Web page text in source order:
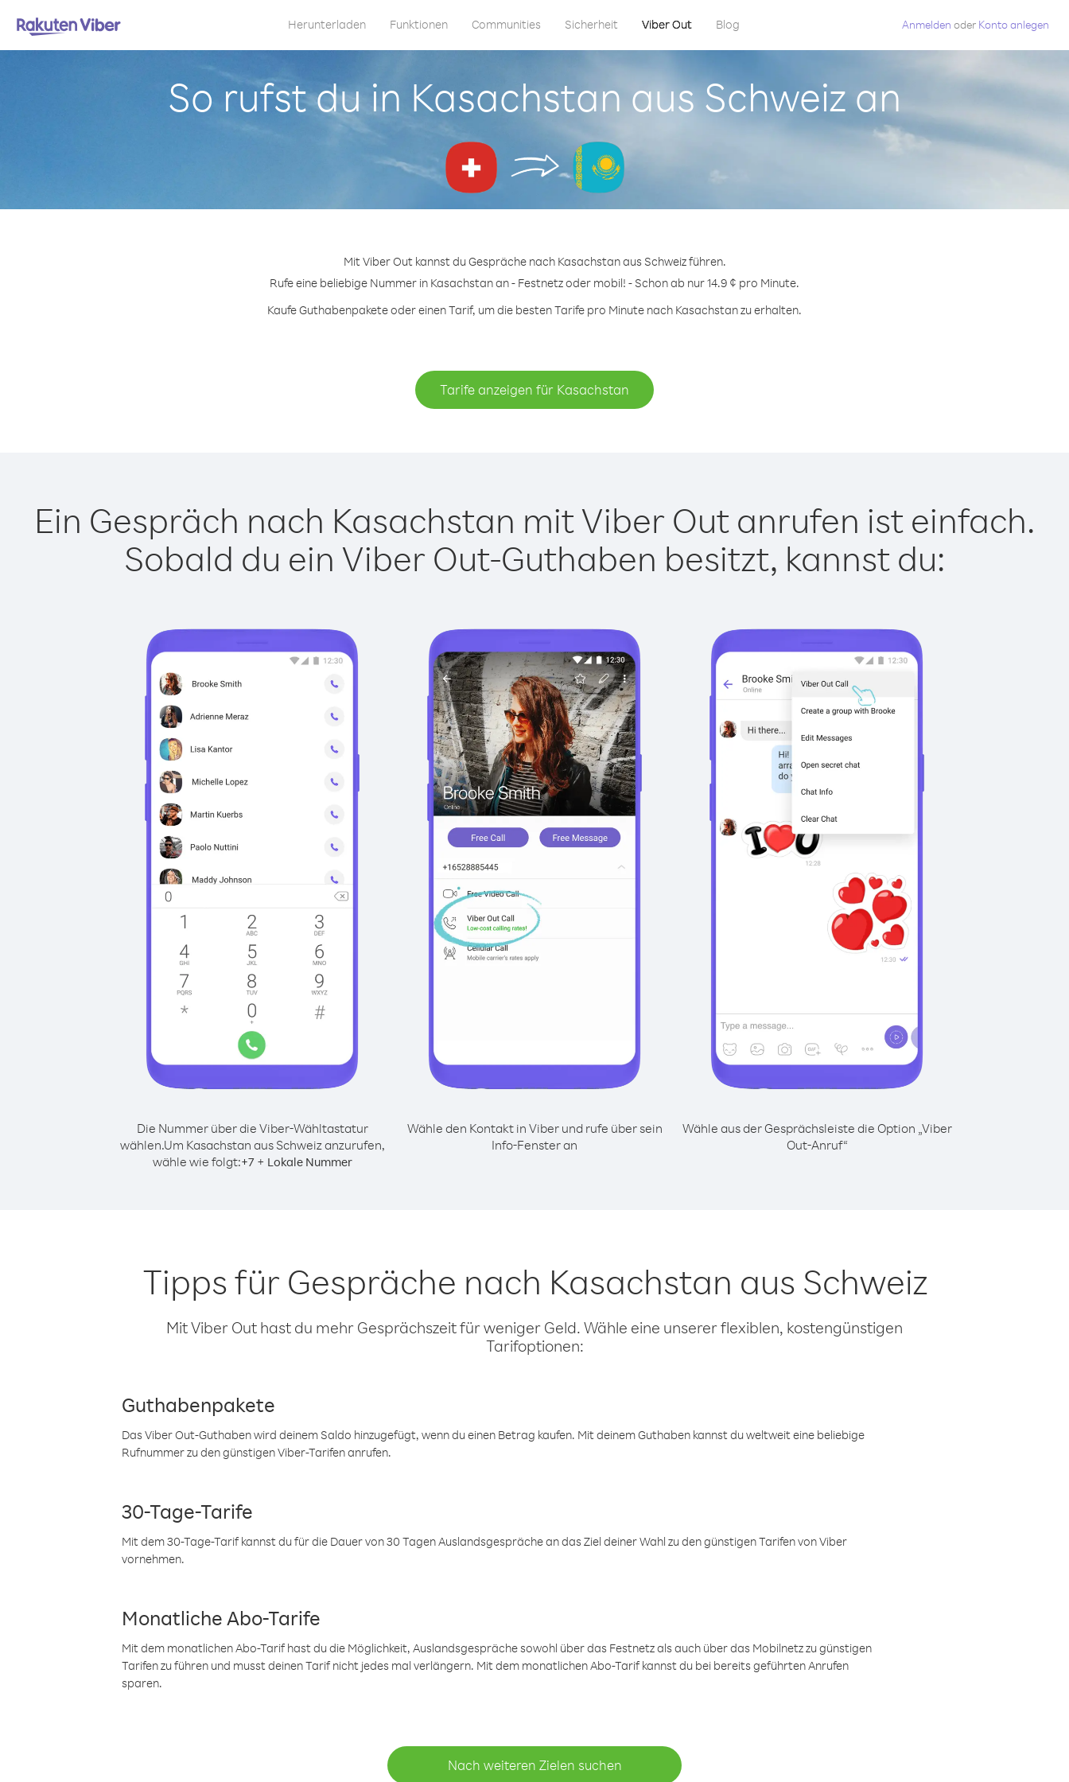
Herunterladen Funktionen Communities Sicherheit Viber Out Blog Anmelden oder Konto anlegen
So rufst du in Kasachstan aus Schweiz an
Mit Viber Out kannst du Gespräche nach Kasachstan aus Schweiz führen.
Rufe eine beliebige Nummer in Kasachstan an - Festnetz oder mobil! - Schon ab nur 14.9 ¢ pro Minute.
Kaufe Guthabenpakete oder einen Tarif, um die besten Tarife pro Minute nach Kasachstan zu erhalten.
Tarife anzeigen für Kasachstan
Ein Gespräch nach Kasachstan mit Viber Out anrufen ist einfach.
Sobald du ein Viber Out-Guthaben besitzt, kannst du:
Die Nummer über die Viber-Wähltastatur
wählen.Um Kasachstan aus Schweiz anzurufen,
wähle wie folgt:+7+ Lokale Nummer
Wähle den Kontakt in Viber und rufe über sein
Info-Fenster an
Wähle aus der Gesprächsleiste die Option „Viber
Out-Anruf“
Tipps für Gespräche nach Kasachstan aus Schweiz
Mit Viber Out hast du mehr Gesprächszeit für weniger Geld. Wähle eine unserer flexiblen, kostengünstigen
Tarifoptionen:
Guthabenpakete
Das Viber Out-Guthaben wird deinem Saldo hinzugefügt, wenn du einen Betrag kaufen. Mit deinem Guthaben kannst du weltweit eine beliebige
Rufnummer zu den günstigen Viber-Tarifen anrufen.
30-Tage-Tarife
Mit dem 30-Tage-Tarif kannst du für die Dauer von 30 Tagen Auslandsgespräche an das Ziel deiner Wahl zu den günstigen Tarifen von Viber
vornehmen.
Monatliche Abo-Tarife
Mit dem monatlichen Abo-Tarif hast du die Möglichkeit, Auslandsgespräche sowohl über das Festnetz als auch über das Mobilnetz zu günstigen
Tarifen zu führen und musst deinen Tarif nicht jedes mal verlängern. Mit dem monatlichen Abo-Tarif kannst du bei bereits geführten Anrufen
sparen.
Nach weiteren Zielen suchen